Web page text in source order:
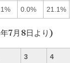
0.0% 21.1%
7月8日より)
3 4